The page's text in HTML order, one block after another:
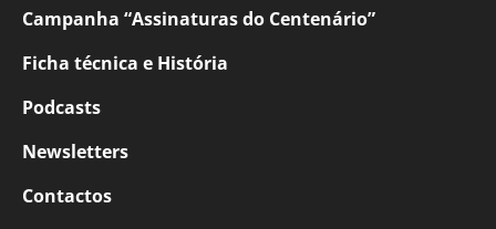
Campanha “Assinaturas do Centenário”
Ficha técnica e História
Podcasts
Newsletters
Contactos